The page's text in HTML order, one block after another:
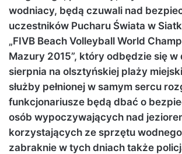
wodniacy, będą czuwali nad
uczestników Pucharu Świata w
„FIVB Beach Volleyball World
Mazury 2015”, który odbędzie się
sierpnia na olsztyńskiej plaży
służby pełnionej w samym sercu
funkcjonariusze będą dbać o
osób wypoczywających nad
korzystających ze sprzętu
zabraknie w tych dniach także